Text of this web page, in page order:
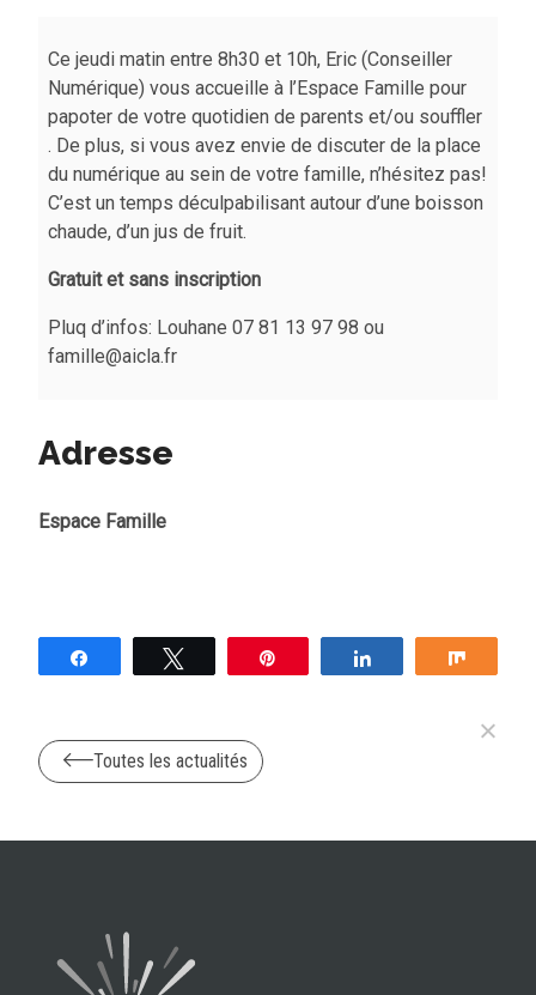
Ce jeudi matin entre 8h30 et 10h, Eric (Conseiller
Numérique) vous accueille à l’Espace Famille pour
papoter de votre quotidien de parents et/ou souffler
. De plus, si vous avez envie de discuter de la place
du numérique au sein de votre famille, n’hésitez pas!
C’est un temps déculpabilisant autour d’une boisson
chaude, d’un jus de fruit.
Gratuit et sans inscription
Pluq d’infos: Louhane 07 81 13 97 98 ou
famille@aicla.fr
Adresse
Espace Famille
Partagez
Toutes les actualités